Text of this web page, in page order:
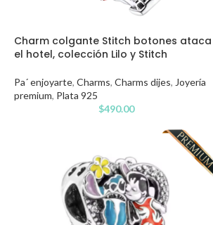
Charm colgante Stitch botones ataca
el hotel, colección Lilo y Stitch
Pa´ enjoyarte, Charms, Charms dijes, Joyería
premium, Plata 925
$490.00